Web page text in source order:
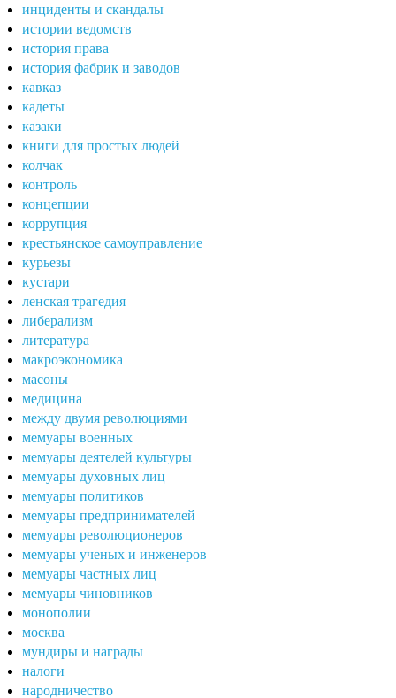
инциденты и скандалы
истории ведомств
история права
история фабрик и заводов
кавказ
кадеты
казаки
книги для простых людей
колчак
контроль
концепции
коррупция
крестьянское самоуправление
курьезы
кустари
ленская трагедия
либерализм
литература
макроэкономика
масоны
медицина
между двумя революциями
мемуары военных
мемуары деятелей культуры
мемуары духовных лиц
мемуары политиков
мемуары предпринимателей
мемуары революционеров
мемуары ученых и инженеров
мемуары частных лиц
мемуары чиновников
монополии
москва
мундиры и награды
налоги
народничество